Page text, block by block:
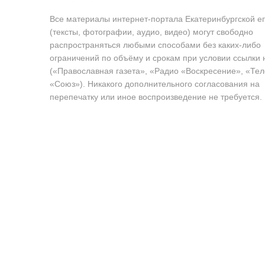
Все материалы интернет-портала Екатеринбургской
(тексты, фотографии, аудио, видео) могут свободно
распространяться любыми способами без каких-либо
ограничений по объёму и срокам при условии ссылки
(«Православная газета», «Радио «Воскресение»,
«Союз»). Никакого дополнительного согласования на
перепечатку или иное воспроизведение не требуется.